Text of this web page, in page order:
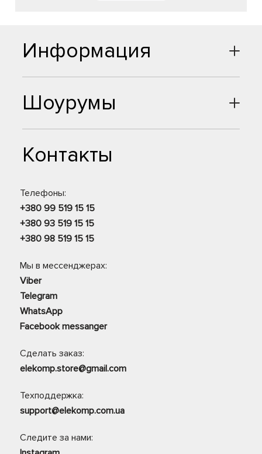
Шоурумы
Контакты
Телефоны:
+380 99 519 15 15
+380 93 519 15 15
+380 98 519 15 15
Мы в мессенджерах:
Viber
Telegram
WhatsApp
Facebook messanger
Сделать заказ:
elekomp.store@gmail.com
Техподдержка:
support@elekomp.com.ua
Следите за нами:
Информация